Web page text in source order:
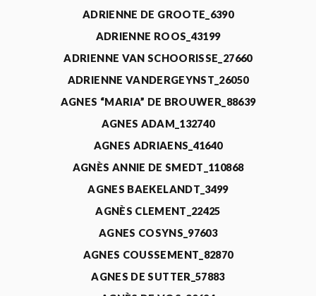
ADRIENNE DE GROOTE_6390
ADRIENNE ROOS_43199
ADRIENNE VAN SCHOORISSE_27660
ADRIENNE VANDERGEYNST_26050
AGNES “MARIA” DE BROUWER_88639
AGNES ADAM_132740
AGNES ADRIAENS_41640
AGNÈS ANNIE DE SMEDT_110868
AGNES BAEKELANDT_3499
AGNÈS CLEMENT_22425
AGNES COSYNS_97603
AGNES COUSSEMENT_82870
AGNES DE SUTTER_57883